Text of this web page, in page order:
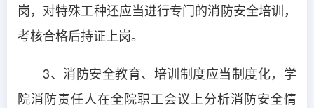
岗，对特殊工种还应当进行专门的消防安全培训，
考核合格后持证上岗。
3、消防安全教育、培训制度应当制度化，学
院消防责任人在全院职工会议上分析消防安全情